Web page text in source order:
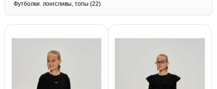
Футболки. лонгсливы, топы (22)